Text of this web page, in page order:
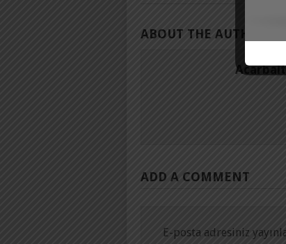
ABOUT THE AUTHOR
ADD A COMMENT
E-posta adresiniz